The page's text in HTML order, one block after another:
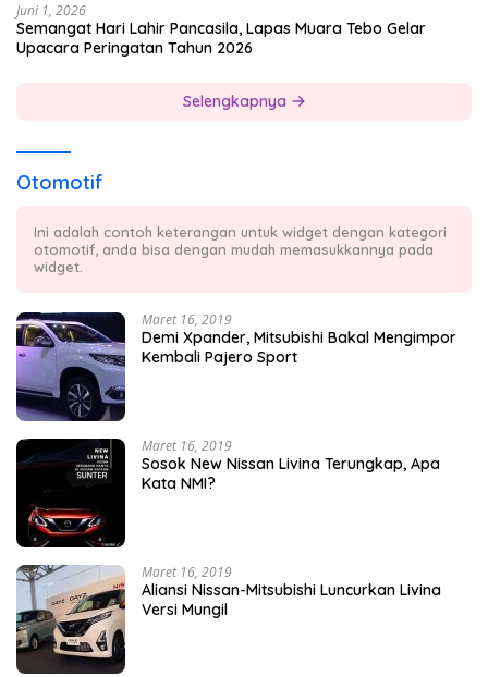
Juni 1, 2026
Semangat Hari Lahir Pancasila, Lapas Muara Tebo Gelar
Upacara Peringatan Tahun 2026
Selengkapnya
Otomotif
Ini adalah contoh keterangan untuk widget dengan kategori
otomotif, anda bisa dengan mudah memasukkannya pada
widget.
Maret 16, 2019
Demi Xpander, Mitsubishi Bakal Mengimpor
Kembali Pajero Sport
Maret 16, 2019
Sosok New Nissan Livina Terungkap, Apa
Kata NMI?
Maret 16, 2019
Aliansi Nissan-Mitsubishi Luncurkan Livina
Versi Mungil